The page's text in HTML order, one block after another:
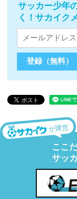
サッカー少年
く！サカイク
が運営
ここ
サッ